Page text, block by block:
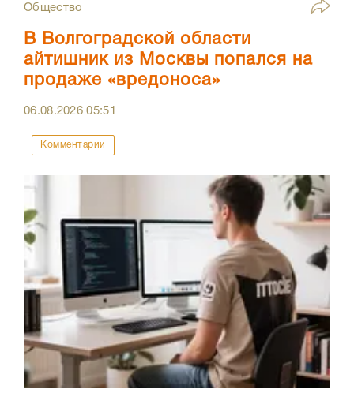
Общество
В Волгоградской области
айтишник из Москвы попался на
продаже «вредоноса»
06.08.202605:51
Комментарии